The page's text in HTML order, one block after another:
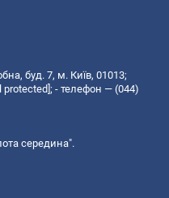
буд. 7, м. Київ, 01013;
protected]; - телефон — (044)
середина".